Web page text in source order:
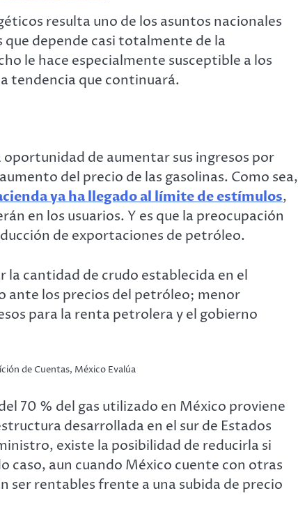
resulta uno de los asuntos nacionales
que depende casi totalmente de la
le hace especialmente susceptible a los
tendencia que continuará.
de aumentar sus ingresos por
del precio de las gasolinas. Como sea,
ya ha llegado al límite de estímulos,
en los usuarios. Y es que la preocupación
de exportaciones de petróleo.
la cantidad de crudo establecida en el
ante los precios del petróleo; menor
para la renta petrolera y el gobierno
de Cuentas, México Evalúa
70 % del gas utilizado en México proviene
desarrollada en el sur de Estados
existe la posibilidad de reducirla si
caso, aun cuando México cuente con otras
ser rentables frente a una subida de precio